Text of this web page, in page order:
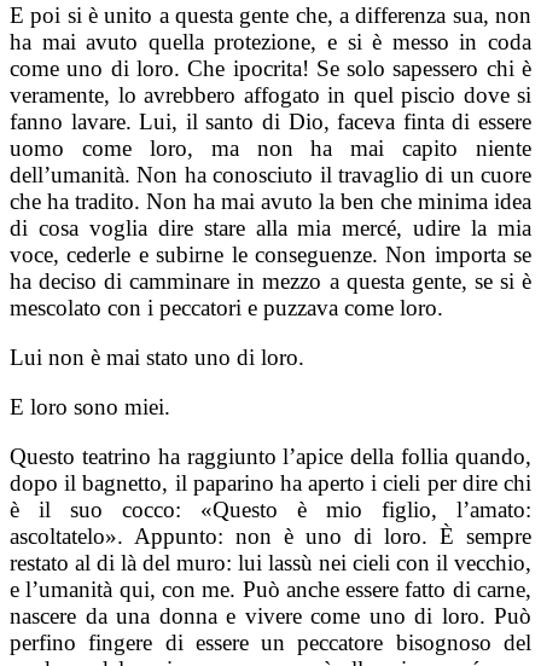
E poi si è unito a questa gente che, a differenza sua, non
ha mai avuto quella protezione, e si è messo in coda
come uno di loro. Che ipocrita! Se solo sapessero chi è
veramente, lo avrebbero affogato in quel piscio dove si
fanno lavare. Lui, il santo di Dio, faceva finta di essere
uomo come loro, ma non ha mai capito niente
dell’umanità. Non ha conosciuto il travaglio di un cuore
che ha tradito. Non ha mai avuto la ben che minima idea
di cosa voglia dire stare alla mia mercé, udire la mia
voce, cederle e subirne le conseguenze. Non importa se
ha deciso di camminare in mezzo a questa gente, se si è
mescolato con i peccatori e puzzava come loro.
Lui non è mai stato uno di loro.
E loro sono miei.
Questo teatrino ha raggiunto l’apice della follia quando,
dopo il bagnetto, il paparino ha aperto i cieli per dire chi
è il suo cocco: «Questo è mio figlio, l’amato:
ascoltatelo». Appunto: non è uno di loro. È sempre
restato al di là del muro: lui lassù nei cieli con il vecchio,
e l’umanità qui, con me. Può anche essere fatto di carne,
nascere da una donna e vivere come uno di loro. Può
perfino fingere di essere un peccatore bisognoso del